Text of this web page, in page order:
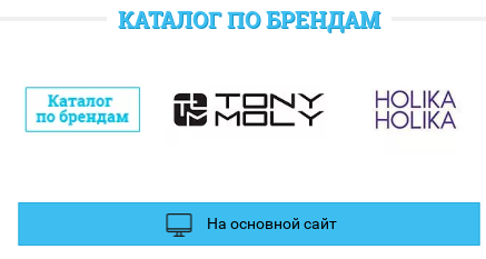
баллы Вы можете получить за отзыв и фотографии в
КАТАЛОГ ПО БРЕНДАМ
На основной сайт